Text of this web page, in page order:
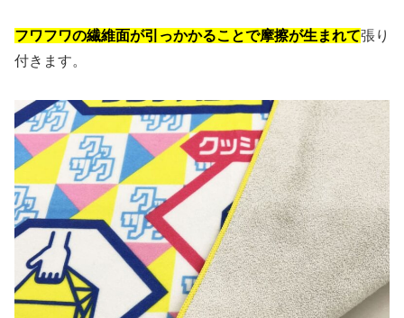
フワフワの繊維面が引っかかることで摩擦が生まれて張り
付きます。